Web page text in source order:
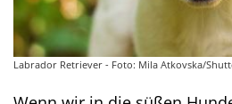
Labrador Retriever - Foto: Mila Atkovska/